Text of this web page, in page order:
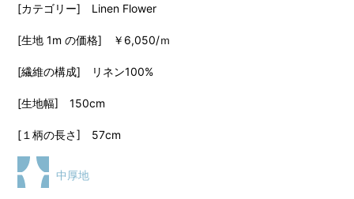
[カテゴリー] Linen Flower
[生地 1m の価格] ￥6,050/ｍ
[繊維の構成] リネン100%
[生地幅] 150cm
[１柄の長さ] 57cm
中厚地